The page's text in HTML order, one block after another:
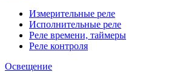
Измерительные реле
Исполнительные реле
Реле времени, таймеры
Реле контроля
Освещение